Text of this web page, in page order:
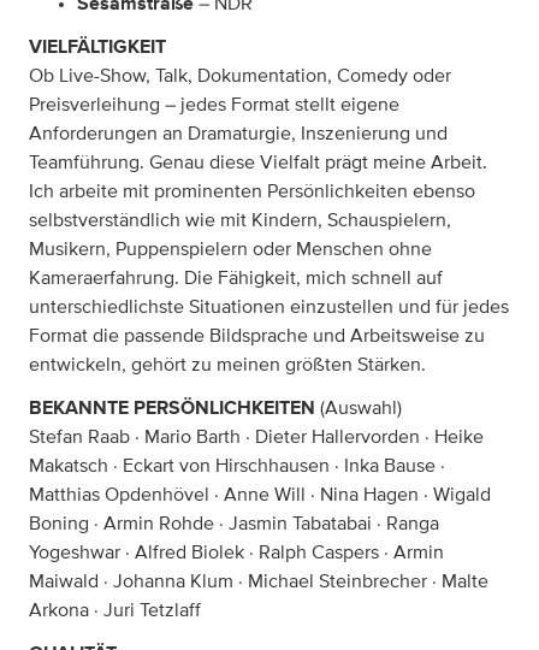
VIELFÄLTIGKEIT
Ob Live-Show, Talk, Dokumentation, Comedy oder
Preisverleihung – jedes Format stellt eigene
Anforderungen an Dramaturgie, Inszenierung und
Teamführung. Genau diese Vielfalt prägt meine Arbeit.
Ich arbeite mit prominenten Persönlichkeiten ebenso
selbstverständlich wie mit Kindern, Schauspielern,
Musikern, Puppenspielern oder Menschen ohne
Kameraerfahrung. Die Fähigkeit, mich schnell auf
unterschiedlichste Situationen einzustellen und für jedes
Format die passende Bildsprache und Arbeitsweise zu
entwickeln, gehört zu meinen größten Stärken.
BEKANNTE PERSÖNLICHKEITEN (Auswahl)
Stefan Raab · Mario Barth · Dieter Hallervorden · Heike
Makatsch · Eckart von Hirschhausen · Inka Bause ·
Matthias Opdenhövel · Anne Will · Nina Hagen · Wigald
Boning · Armin Rohde · Jasmin Tabatabai · Ranga
Yogeshwar · Alfred Biolek · Ralph Caspers · Armin
Maiwald · Johanna Klum · Michael Steinbrecher · Malte
Arkona · Juri Tetzlaff